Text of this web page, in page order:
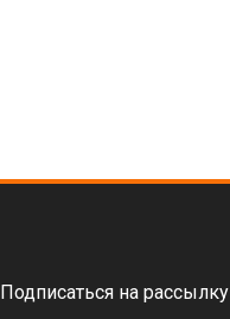
Подписаться на рассылку